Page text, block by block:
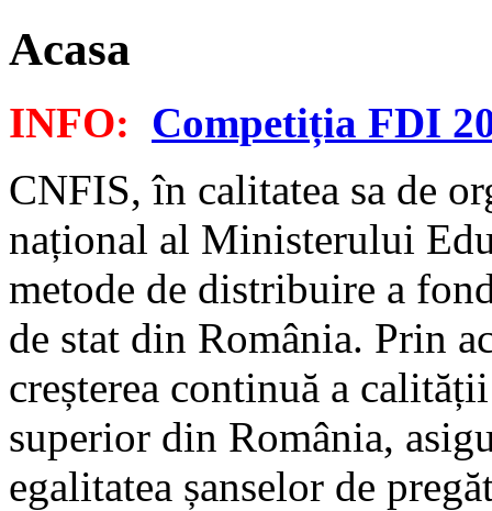
Acasa
INFO: Competiția FDI
CNFIS, în calitatea sa de
național al Ministerului
metode de distribuire a
de stat din România. Prin
creșterea continuă a
superior din România,
egalitatea șanselor de